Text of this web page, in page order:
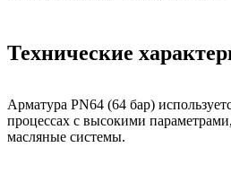
Технические
Арматура PN64 (64 бар)
процессах с высокими
масляные системы.